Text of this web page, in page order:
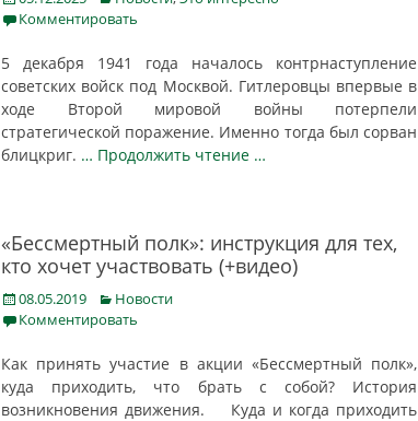
onКомментировать
5 декабря 1941 года началось контрнаступление
советских войск под Москвой. Гитлеровцы впервые в
ходе Второй мировой войны потерпели
стратегической поражение. Именно тогда был сорван
блицкриг. … Продолжить чтение …
«Бессмертный полк»: инструкция для тех,
кто хочет участвовать (+видео)
Posted
on
08.05.2019 Categories
Новости
Комментировать
Как принять участие в акции «Бессмертный полк»,
куда приходить, что брать с собой? История
возникновения движения. Куда и когда приходить